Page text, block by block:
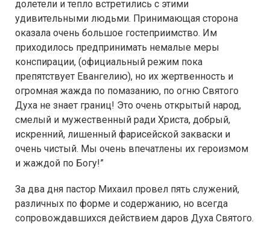
долетели и тепло встретились с этими
удивительными людьми. Принимающая сторона
оказала очень большое гостеприимство. Им
приходилось предпринимать немалые меры
конспирации, (официальный режим пока
препятствует Евангелию), но их жертвенность и
огромная жажда по помазанию, по огню Святого
Духа не знает границ! Это очень открытый народ,
смелый и мужественный ради Христа, добрый,
искренний, лишенный фарисейской закваски и
очень чистый. Мы очень впечатлены их героизмом
и жаждой по Богу!”
За два дня пастор Михаил провел пять служений,
различных по форме и содержанию, но всегда
сопровождавшихся действием даров Духа Святого.